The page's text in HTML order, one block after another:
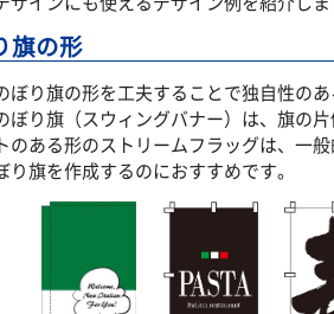
旗の形
ぼり旗の形を工夫することで独自性の
ぼり旗（スウィングバナー）は、旗の
のある形のストリームフラッグは、一
旗を作成するのにおすすめです。